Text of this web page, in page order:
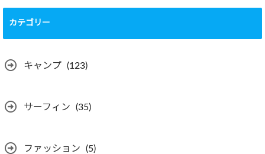
カテゴリー
キャンプ (123)
サーフィン (35)
ファッション (5)